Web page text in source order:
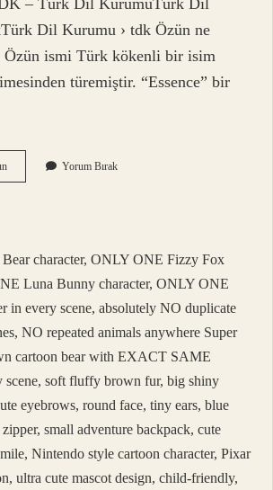
– Türk Dil KurumuTürk Dil
Dil Kurumu › tdk Özün ne
Özün ismi Türk kökenli bir isim
türemiştir. “Essence” bir
Oğan
Ne
Yorum Bırak
character, ONLY ONE Fizzy Fox
Luna Bunny character, ONLY ONE
in every scene, absolutely NO duplicate
NO repeated animals anywhere Super
cartoon bear with EXACT SAME
scene, soft fluffy brown fur, big shiny
eyebrows, round face, tiny ears, blue
small adventure backpack, cute
Nintendo style cartoon character, Pixar
ultra cute mascot design, child-friendly,